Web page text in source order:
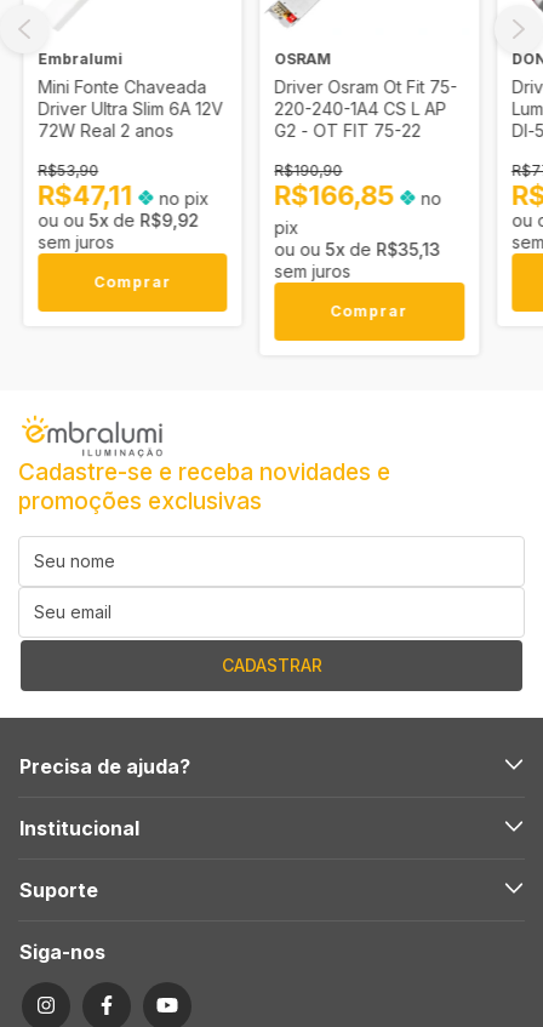
Embralumi
Mini Fonte Chaveada
Driver Ultra Slim 6A 12V
72W Real 2 anos
R$53,90
R$47,11
no pix
5x de R$9,92
sem juros
Comprar
OSRAM
Driver Osram Ot Fit 75-
220-240-1A4 CS L AP
G2 - OT FIT 75-22
R$190,90
R$166,85
no
pix
5x de R$35,13
sem juros
Comprar
Dl-
Cadastre-se e receba novidades e
promoções exclusivas
Precisa de ajuda?
Institucional
Suporte
Siga-nos